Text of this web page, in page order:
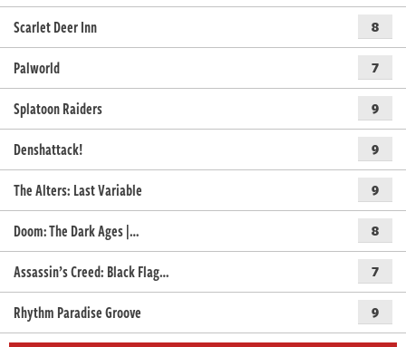
Scarlet Deer Inn
8
Palworld 7
Splatoon Raiders 9
Denshattack! 9
The Alters: Last Variable 9
Doom: The Dark Ages |… 8
Assassin’s Creed: Black Flag… 7
Rhythm Paradise Groove 9